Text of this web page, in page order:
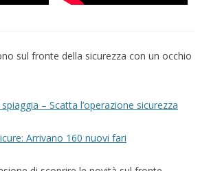
sul fronte della sicurezza con un occhio
– Scatta l’operazione sicurezza
Arrivano 160 nuovi fari